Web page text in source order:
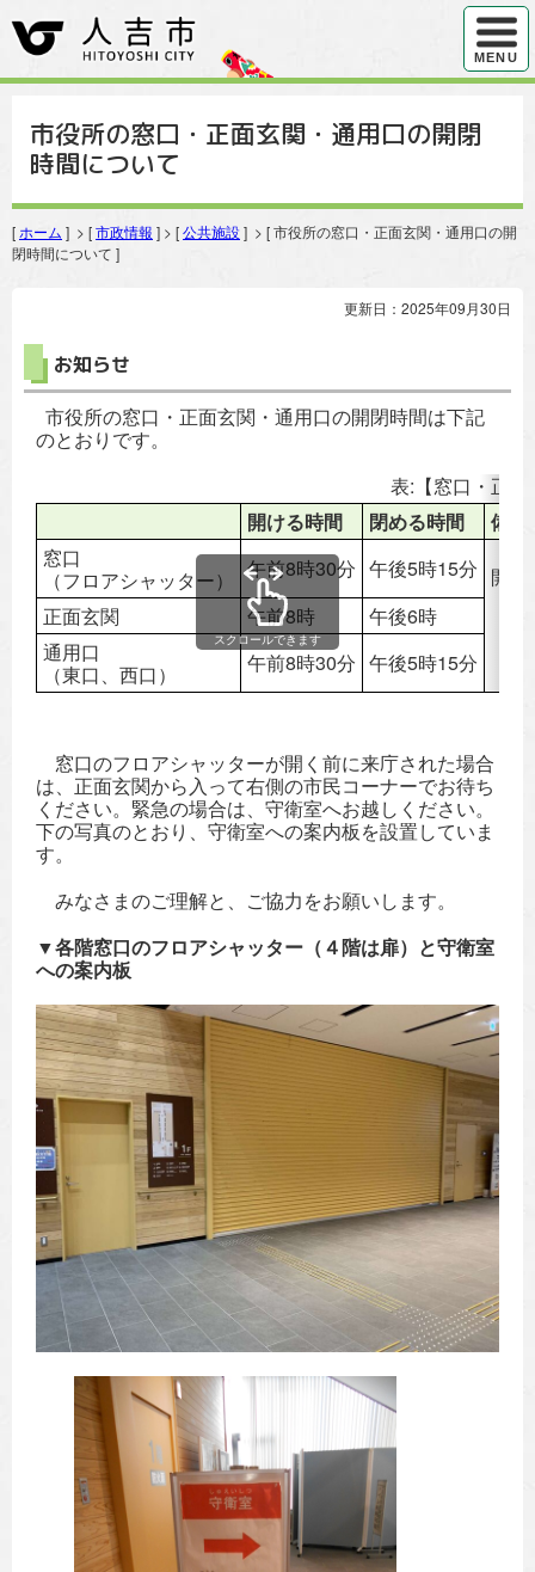
ハンバ
MENU
市役所の窓口・正面玄関・通用口の開閉
時間について
[ ホーム ] > [市政情報 ] > [公共施設] > [ 市役所の窓口・正面玄関・通用口の開
閉時間について ]
更新日：2025年09月30日
お知らせ
市役所の窓口・正面玄関・通用口の開閉時間は下記
のとおりです。
表:【窓口・正
開ける時間
閉める時間
備考
窓口
（フロアシャッター）
午前8時30分 午後5時15分 開
正面玄関 午前8時
午後6時
通用口
（東口、西口）
午前8時30分 午後5時15分
スクロールできます
窓口のフロアシャッターが開く前に来庁された場合
は、正面玄関から入って右側の市民コーナーでお待ち
ください。 緊急の場合は、守衛室へお越しください。
下の写真のとおり、守衛室への案内板を設置していま
す。
みなさまのご理解と、ご協力をお願いします。
▼各階窓口のフロアシャッター（４階は扉）と守衛室
への案内板